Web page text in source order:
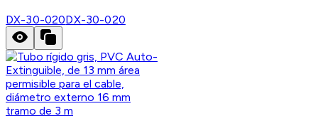
DX-30-020DX-30-020